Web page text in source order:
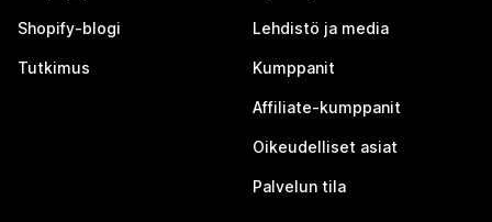
Shopify-blogi
Tutkimus
Lehdistö ja media
Kumppanit
Affiliate-kumppanit
Oikeudelliset asiat
Palvelun tila